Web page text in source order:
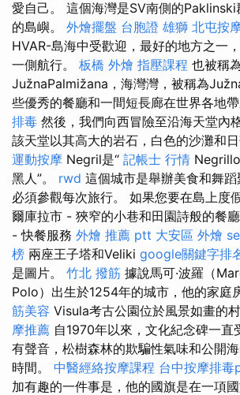
愛自己。 這個海灣是SV南側的Paklinski
的島嶼。 外燴擺盤 台胞證 雄獅 北屯按
HVAR-島海中受歡迎，最好的地方之一
一側航行。 板橋 外燴 指壓課程 也被稱
JužnaPalmižana，海灣灣，被稱為
些優秀的餐廳和一間短長廊在世界各地帶
排毒 然後，我們向西冒險至沿海天堂內
該天堂以其高大的岩石，白色的沙灘和
運動按摩 Negril是“ 記帳士 行情
黑人”。 rwd 這個城市是舉辦美食和舞蹈
必須參觀每次旅行。 如果您要在島上度
爾庫拉市 - 狹窄的小巷和田園詩般的餐廳
- 快餐服務 外燴 推薦 ptt 大安區 外燴
榜 兩座王子塔和Veliki google關鍵字排
是圖片。 竹北 撥筋 據說馬可·波羅（
Polo）出生於1254年的城市，他的家庭
筋美容 Visula考古公園位於風景如畫的
摩推薦 自1970年以來，文化紀念碑一直
有聲音，松樹森林的欺騙性氣味和公開
時間。 中醫經絡按摩課程 台中按摩排毒
加有趣的一件事是，他的國旗是在一項